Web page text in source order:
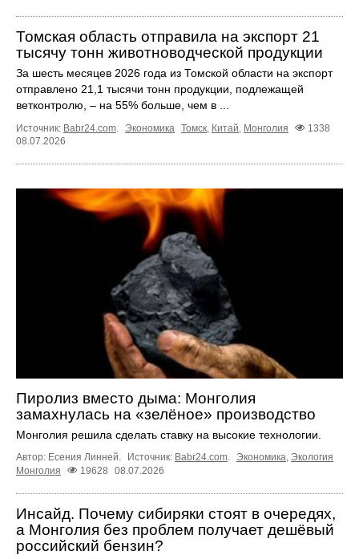
Томская область отправила на экспорт 21
тысячу тонн животноводческой продукции
За шесть месяцев 2026 года из Томской области на экспорт
отправлено 21,1 тысячи тонн продукции, подлежащей
ветконтролю, – на 55% больше, чем в ...
Источник: Babr24.com. Экономика Томск, Китай, Монголия
1338
08.07.2026
Пиролиз вместо дыма: Монголия
замахнулась на «зелёное» производство
Монголия решила сделать ставку на высокие технологии.
Автор: Есения Линней. Источник: Babr24.com. Экономика, Экология
Монголия
19628 08.07.2026
Инсайд. Почему сибиряки стоят в очередях,
а Монголия без проблем получает дешёвый
российский бензин?